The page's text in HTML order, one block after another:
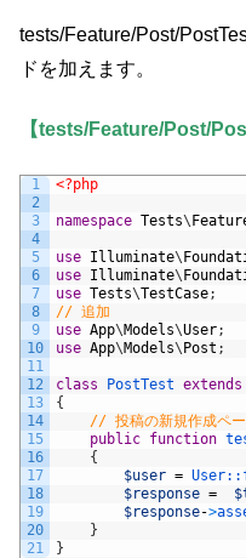
tests/Feature/Post/
ドを加えます。
【tests/Feature/Post/
1
2
3
4
5
6
7
8
9
10
11
12
13
14
15
16
17
18
19
20
21
<?php
namespace Tests\
use Illuminate\
use Illuminate\
use Tests\TestCase;
// 追加
use App\Models\User;
use App\Models\Post ;
class PostTest extends
{
// 投稿の新規作成ペー
public function
{
$user = User::
$response =
$response->
}
}